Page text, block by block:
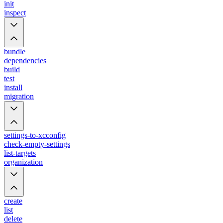
init
inspect
bundle
dependencies
build
test
install
migration
settings-to-xcconfig
check-empty-settings
list-targets
organization
create
list
delete